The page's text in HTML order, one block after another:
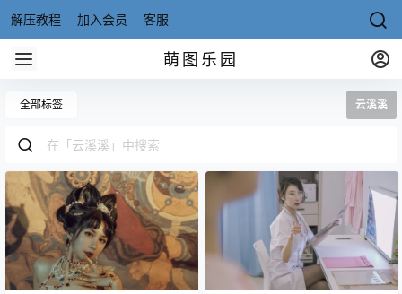
解压教程 加入会员 客服
萌图乐园
全部标签 云溪溪